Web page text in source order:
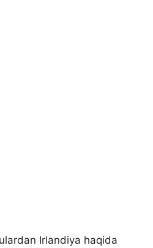
Irlandiya haqida